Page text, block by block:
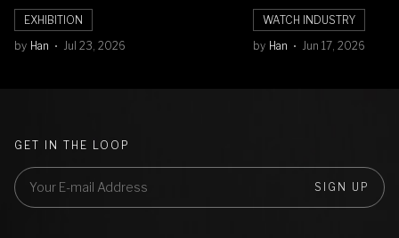
Balik Seni Watchmaking
EXHIBITION
by Han Jul 23, 2026
Numerals Watch
WATCH INDUSTRY
by Han Jun 17, 2026
GET IN THE LOOP
SIGN UP